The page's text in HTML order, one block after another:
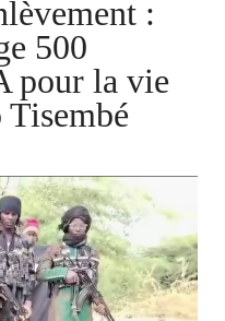
:
500
pour la vie